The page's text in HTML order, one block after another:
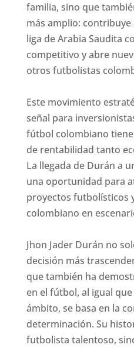
familia, sino que
más amplio: contribuye
liga de Arabia Saudita
competitivo y abre
otros futbolistas
Este movimiento
señal para
fútbol colombiano
de rentabilidad tanto
La llegada de Durán a
una oportunidad para
proyectos futbolísticos
colombiano en
Jhon Jader Durán no
decisión más
que también ha
en el fútbol, al igual
ámbito, se basa en la
determinación. Su
futbolista talentoso,